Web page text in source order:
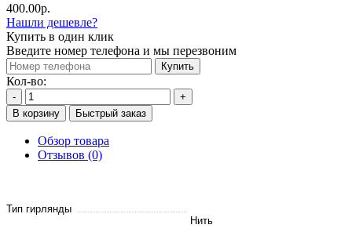
400.00р.
Нашли дешевле?
Купить в один клик
Введите номер телефона и мы перезвоним
Купить
Кол-во:
-
+
В корзину
Быстрый заказ
Обзор товара
Отзывов (0)
Тип гирлянды
Нить